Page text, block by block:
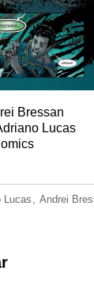
Bressan
Lucas
Lucas, Andrei